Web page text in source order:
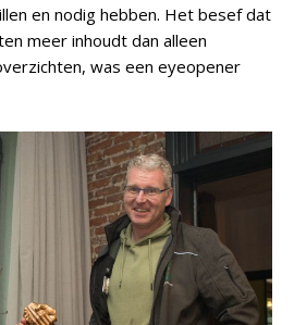
en nodig hebben. Het besef dat
meer inhoudt dan alleen
was een eyeopener